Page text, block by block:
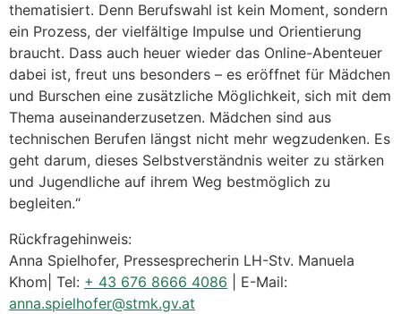
thematisiert. Denn Berufswahl ist kein Moment, sondern
ein Prozess, der vielfältige Impulse und Orientierung
braucht. Dass auch heuer wieder das Online-Abenteuer
dabei ist, freut uns besonders – es eröffnet für Mädchen
und Burschen eine zusätzliche Möglichkeit, sich mit dem
Thema auseinanderzusetzen. Mädchen sind aus
technischen Berufen längst nicht mehr wegzudenken. Es
geht darum, dieses Selbstverständnis weiter zu stärken
und Jugendliche auf ihrem Weg bestmöglich zu
begleiten.“
Rückfragehinweis:
Anna Spielhofer, Pressesprecherin LH-Stv. Manuela
Khom| Tel: + 43 676 8666 4086 | E-Mail:
anna.spielhofer@stmk.gv.at